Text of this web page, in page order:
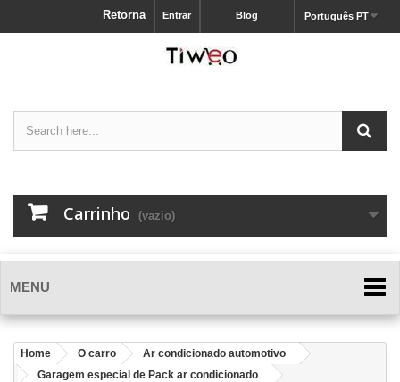
Português PT
Blog
Entrar
Retorna
Carrinho (vazio)
MENU
Home O carro
Ar condicionado automotivo
Garagem especial de Pack ar condicionado